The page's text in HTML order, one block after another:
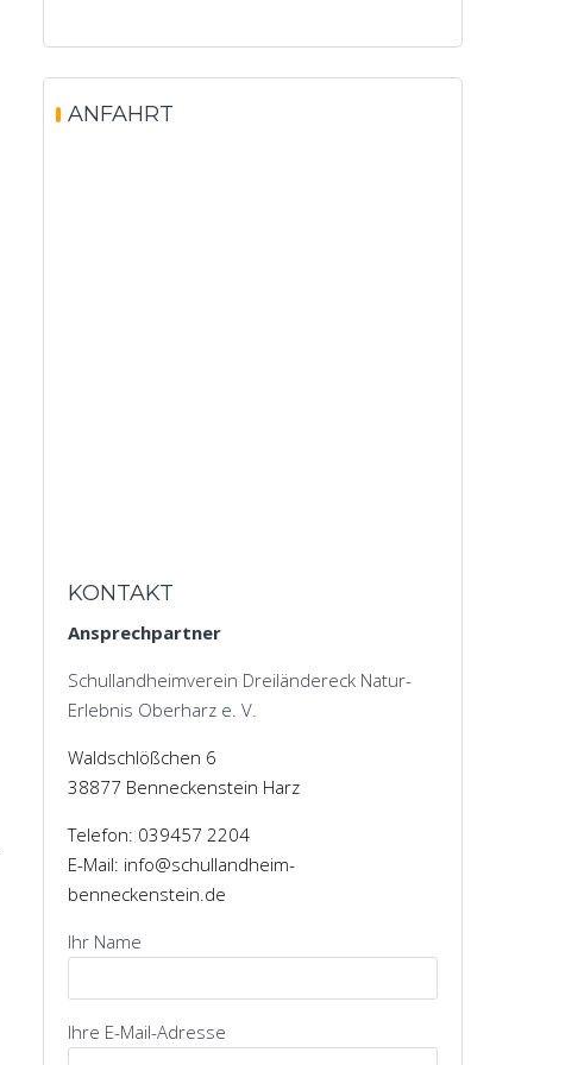
ANFAHRT
KONTAKT
Ansprechpartner
Schullandheimverein Dreiländereck Natur-
Erlebnis Oberharz e. V.
Waldschlößchen 6
38877 Benneckenstein Harz
Telefon: 039457 2204
E-Mail: info@schullandheim-
benneckenstein.de
Ihr Name
Ihre E-Mail-Adresse